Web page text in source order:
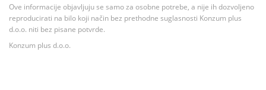
Ove informacije objavljuju se samo za osobne potrebe, a nije ih dozvoljeno
reproducirati na bilo koji način bez prethodne suglasnosti Konzum plus
d.o.o. niti bez pisane potvrde.
Konzum plus d.o.o.